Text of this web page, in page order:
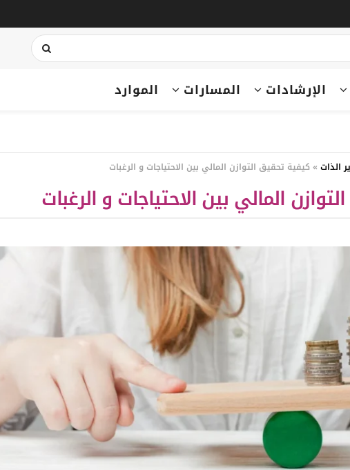
الإرشادات المسارات الموارد
الذات »كيفية تحقيق التوازن المالي بين الاحتياجات و الرغبات
المالي بين الاحتياجات و الرغبات